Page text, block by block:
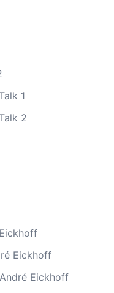
1
2
Eickhoff
Eickhoff